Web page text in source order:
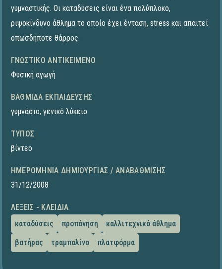
γυμναστικής. Οι καταδύσεις είναι ένα πολύπλοκο,
ριψοκίνδυνο άθλημα το οποίο έχει ένταση, stress και απαιτεί
οπωσδήποτε θάρρος.
ΓΝΩΣΤΙΚΌ ΑΝΤΙΚΕΊΜΕΝΟ
Φυσική αγωγή
ΒΑΘΜΊΔΑ ΕΚΠΑΊΔΕΥΣΗΣ
γυμνάσιο, γενικό λύκειο
ΤΎΠΟΣ
βίντεο
ΗΜΕΡΟΜΗΝΊΑ ΔΗΜΙΟΥΡΓΊΑΣ / ΑΝΑΒΆΘΜΙΣΗΣ
31/12/2008
ΛΈΞΕΙΣ - ΚΛΕΙΔΙΆ
καταδύσεις
προπόνηση
καλλιτεχνικό άθλημα
βατήρας
τραμπολίνο πλατφόρμα